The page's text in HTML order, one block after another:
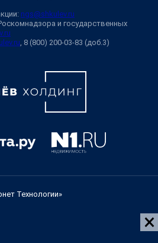
ngs@shkulev.ru
и государственных
, 8 (800) 200-03-83 (доб.3)
Технологии»